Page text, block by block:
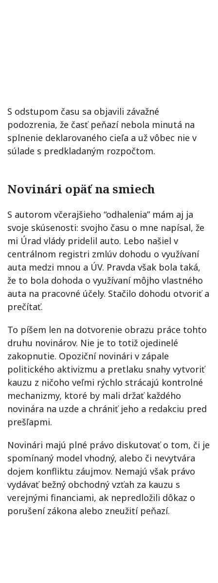
S odstupom času sa objavili závažné
podozrenia, že časť peňazí nebola minutá na
splnenie deklarovaného cieľa a už vôbec nie v
súlade s predkladaným rozpočtom.
Novinári opäť na smiech
S autorom včerajšieho “odhalenia” mám aj ja
svoje skúsenosti: svojho času o mne napísal, že
mi Úrad vlády pridelil auto. Lebo našiel v
centrálnom registri zmlúv dohodu o využívaní
auta medzi mnou a ÚV. Pravda však bola taká,
že to bola dohoda o využívaní môjho vlastného
auta na pracovné účely. Stačilo dohodu otvoriť a
prečítať.
To píšem len na dotvorenie obrazu práce tohto
druhu novinárov. Nie je to totiž ojedinelé
zakopnutie. Opoziční novinári v zápale
politického aktivizmu a pretlaku snahy vytvoriť
kauzu z ničoho veľmi rýchlo strácajú kontrolné
mechanizmy, ktoré by mali držať každého
novinára na uzde a chrániť jeho a redakciu pred
prešľapmi.
Novinári majú plné právo diskutovať o tom, či je
spomínaný model vhodný, alebo či nevytvára
dojem konfliktu záujmov. Nemajú však právo
vydávať bežný obchodný vzťah za kauzu s
verejnými financiami, ak nepredložili dôkaz o
porušení zákona alebo zneužití peňazí.